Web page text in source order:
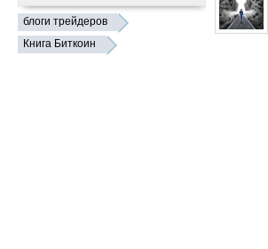
блоги трейдеров
Книга Биткоин